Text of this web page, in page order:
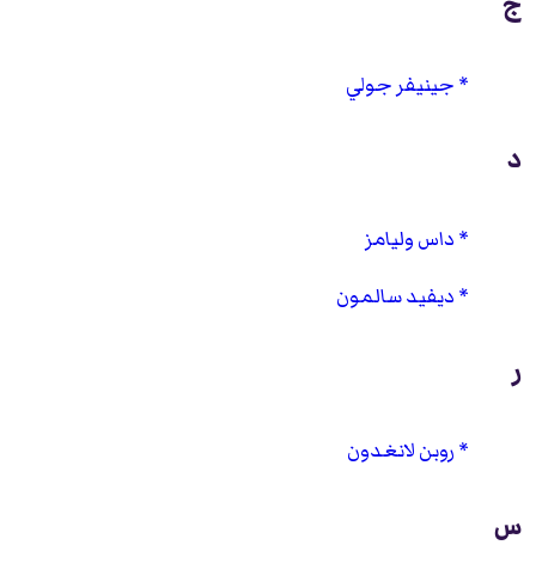
جينيفر جولي
د
داس وليامز
ديفيد سالمون
ر
روبن لانغدون
س